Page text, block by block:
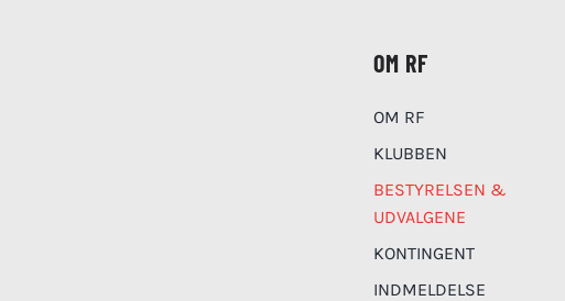
OM RF
OM RF
KLUBBEN
BESTYRELSEN &
UDVALGENE
KONTINGENT
INDMELDELSE